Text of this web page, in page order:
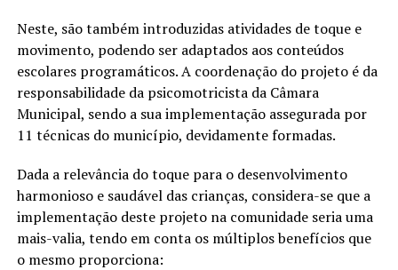
Neste, são também introduzidas atividades de toque e
movimento, podendo ser adaptados aos conteúdos
escolares programáticos. A coordenação do projeto é da
responsabilidade da psicomotricista da Câmara
Municipal, sendo a sua implementação assegurada por
11 técnicas do município, devidamente formadas.
Dada a relevância do toque para o desenvolvimento
harmonioso e saudável das crianças, considera-se que a
implementação deste projeto na comunidade seria uma
mais-valia, tendo em conta os múltiplos benefícios que
o mesmo proporciona: